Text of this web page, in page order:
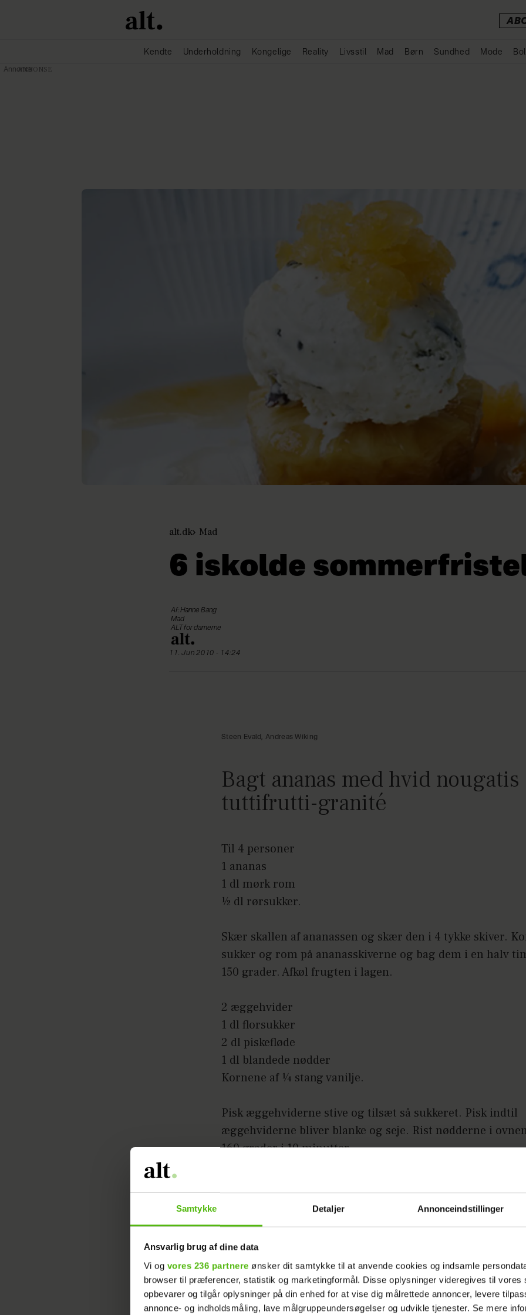
Samtykke Detaljer Annonceindstillinger
Ansvarlig brug af dine data
Vi og vores 236 partnere ønsker dit samtykke til at anvende cookies og indsamle
browser til præferencer, statistik og marketingformål. Disse oplysninger videregives til vores
opbevarer og tilgår oplysninger på din enhed for at vise dig målrettede annoncer, levere
annonce- og indholdsmåling, lave målgruppeundersøgelser og udvikle tjenester. Se mere
Kendte Underholdning Kongelige Reality Livsstil Mad Børn Sundhed Mode
alt.dk Mad
6 iskolde
Af: Hanne Bang
Mad
ALT for damerne
11. Jun 2010 - 14:24
Steen Evald, Andreas Wiking
Bagt ananas med hvid nougatis
tuttifrutti-granité
Til 4 personer
1 ananas
1 dl mørk rom
½ dl rørsukker.
Skær skallen af ananassen og skær den i 4 tykke skiver.
sukker og rom på ananasskiverne og bag dem i en halv
150 grader. Afkøl frugten i lagen.
2 æggehvider
1 dl florsukker
2 dl piskefløde
1 dl blandede nødder
Kornene af ¼ stang vanilje.
Pisk æggehviderne stive og tilsæt så sukkeret. Pisk indtil
æggehviderne bliver blanke og seje. Rist nødderne i
160 grader i 10 minutter.
2 dl friskpresset ananas-appelsinjuice
1 dl honning.
Røres ingredienserne sammen og frys blandingen.
Annonce